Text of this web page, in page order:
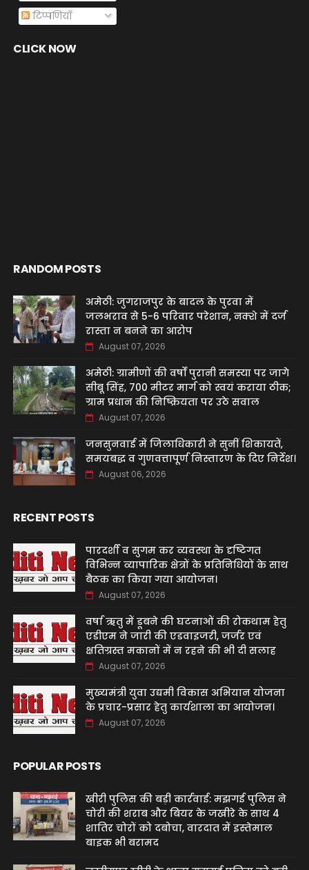
टिप्पणियाँ
CLICK NOW
RANDOM POSTS
अमेठी: जुगराजपुर के बादल के पुरवा में
जलभराव से 5-6 परिवार परेशान, नक्शे में दर्ज
रास्ता न बनने का आरोप
August 07, 2026
अमेठी: ग्रामीणों की वर्षों पुरानी समस्या पर जागे
सीबू सिंह, 700 मीटर मार्ग को स्वयं कराया ठीक;
ग्राम प्रधान की निष्क्रियता पर उठे सवाल
August 07, 2026
जनसुनवाई में जिलाधिकारी ने सुनीं शिकायतें,
समयबद्ध व गुणवत्तापूर्ण निस्तारण के दिए निर्देश।
August 06, 2026
RECENT POSTS
पारदर्शी व सुगम कर व्यवस्था के दृष्टिगत
विभिन्न व्यापारिक क्षेत्रों के प्रतिनिधियों के साथ
बैठक का किया गया आयोजन।
August 07, 2026
वर्षा ऋतु में डूबने की घटनाओं की रोकथाम हेतु
एडीएम ने जारी की एडवाइजरी, जर्जर एवं
क्षतिग्रस्त मकानों में न रहने की भी दी सलाह
August 07, 2026
मुख्यमंत्री युवा उद्यमी विकास अभियान योजना
के प्रचार-प्रसार हेतु कार्यशाला का आयोजन।
August 07, 2026
POPULAR POSTS
खीरी पुलिस की बड़ी कार्रवाई: मझगई पुलिस ने
चोरी की शराब और बियर के जखीरे के साथ 4
शातिर चोरों को दबोचा, वारदात में इस्तेमाल
बाइक भी बरामद